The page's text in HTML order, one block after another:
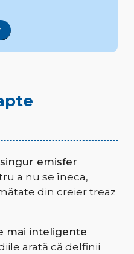
emisfer
a nu se îneca,
din creier treaz
mai inteligente
arată că delfinii